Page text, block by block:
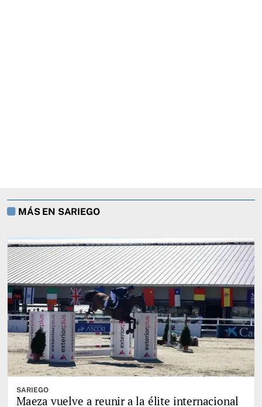
MÁS EN SARIEGO
SARIEGO
Maeza vuelve a reunir a la élite internacional